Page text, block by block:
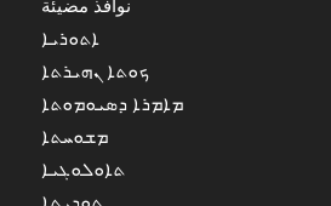
ܐܬܘܪܝܐ
ܟܘܬܐ ܢܗܝܪܬܐ
ܡܐܡܪܐ ܕܣܝܘܡܘܬܐ
ܡܫܘܚܬܐ
ܬܐܘܠܘܓܝܐ
ܬܘܕܝܬܐ